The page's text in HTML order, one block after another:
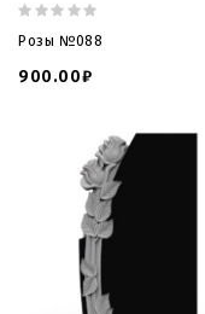
Розы №088
900.00₽